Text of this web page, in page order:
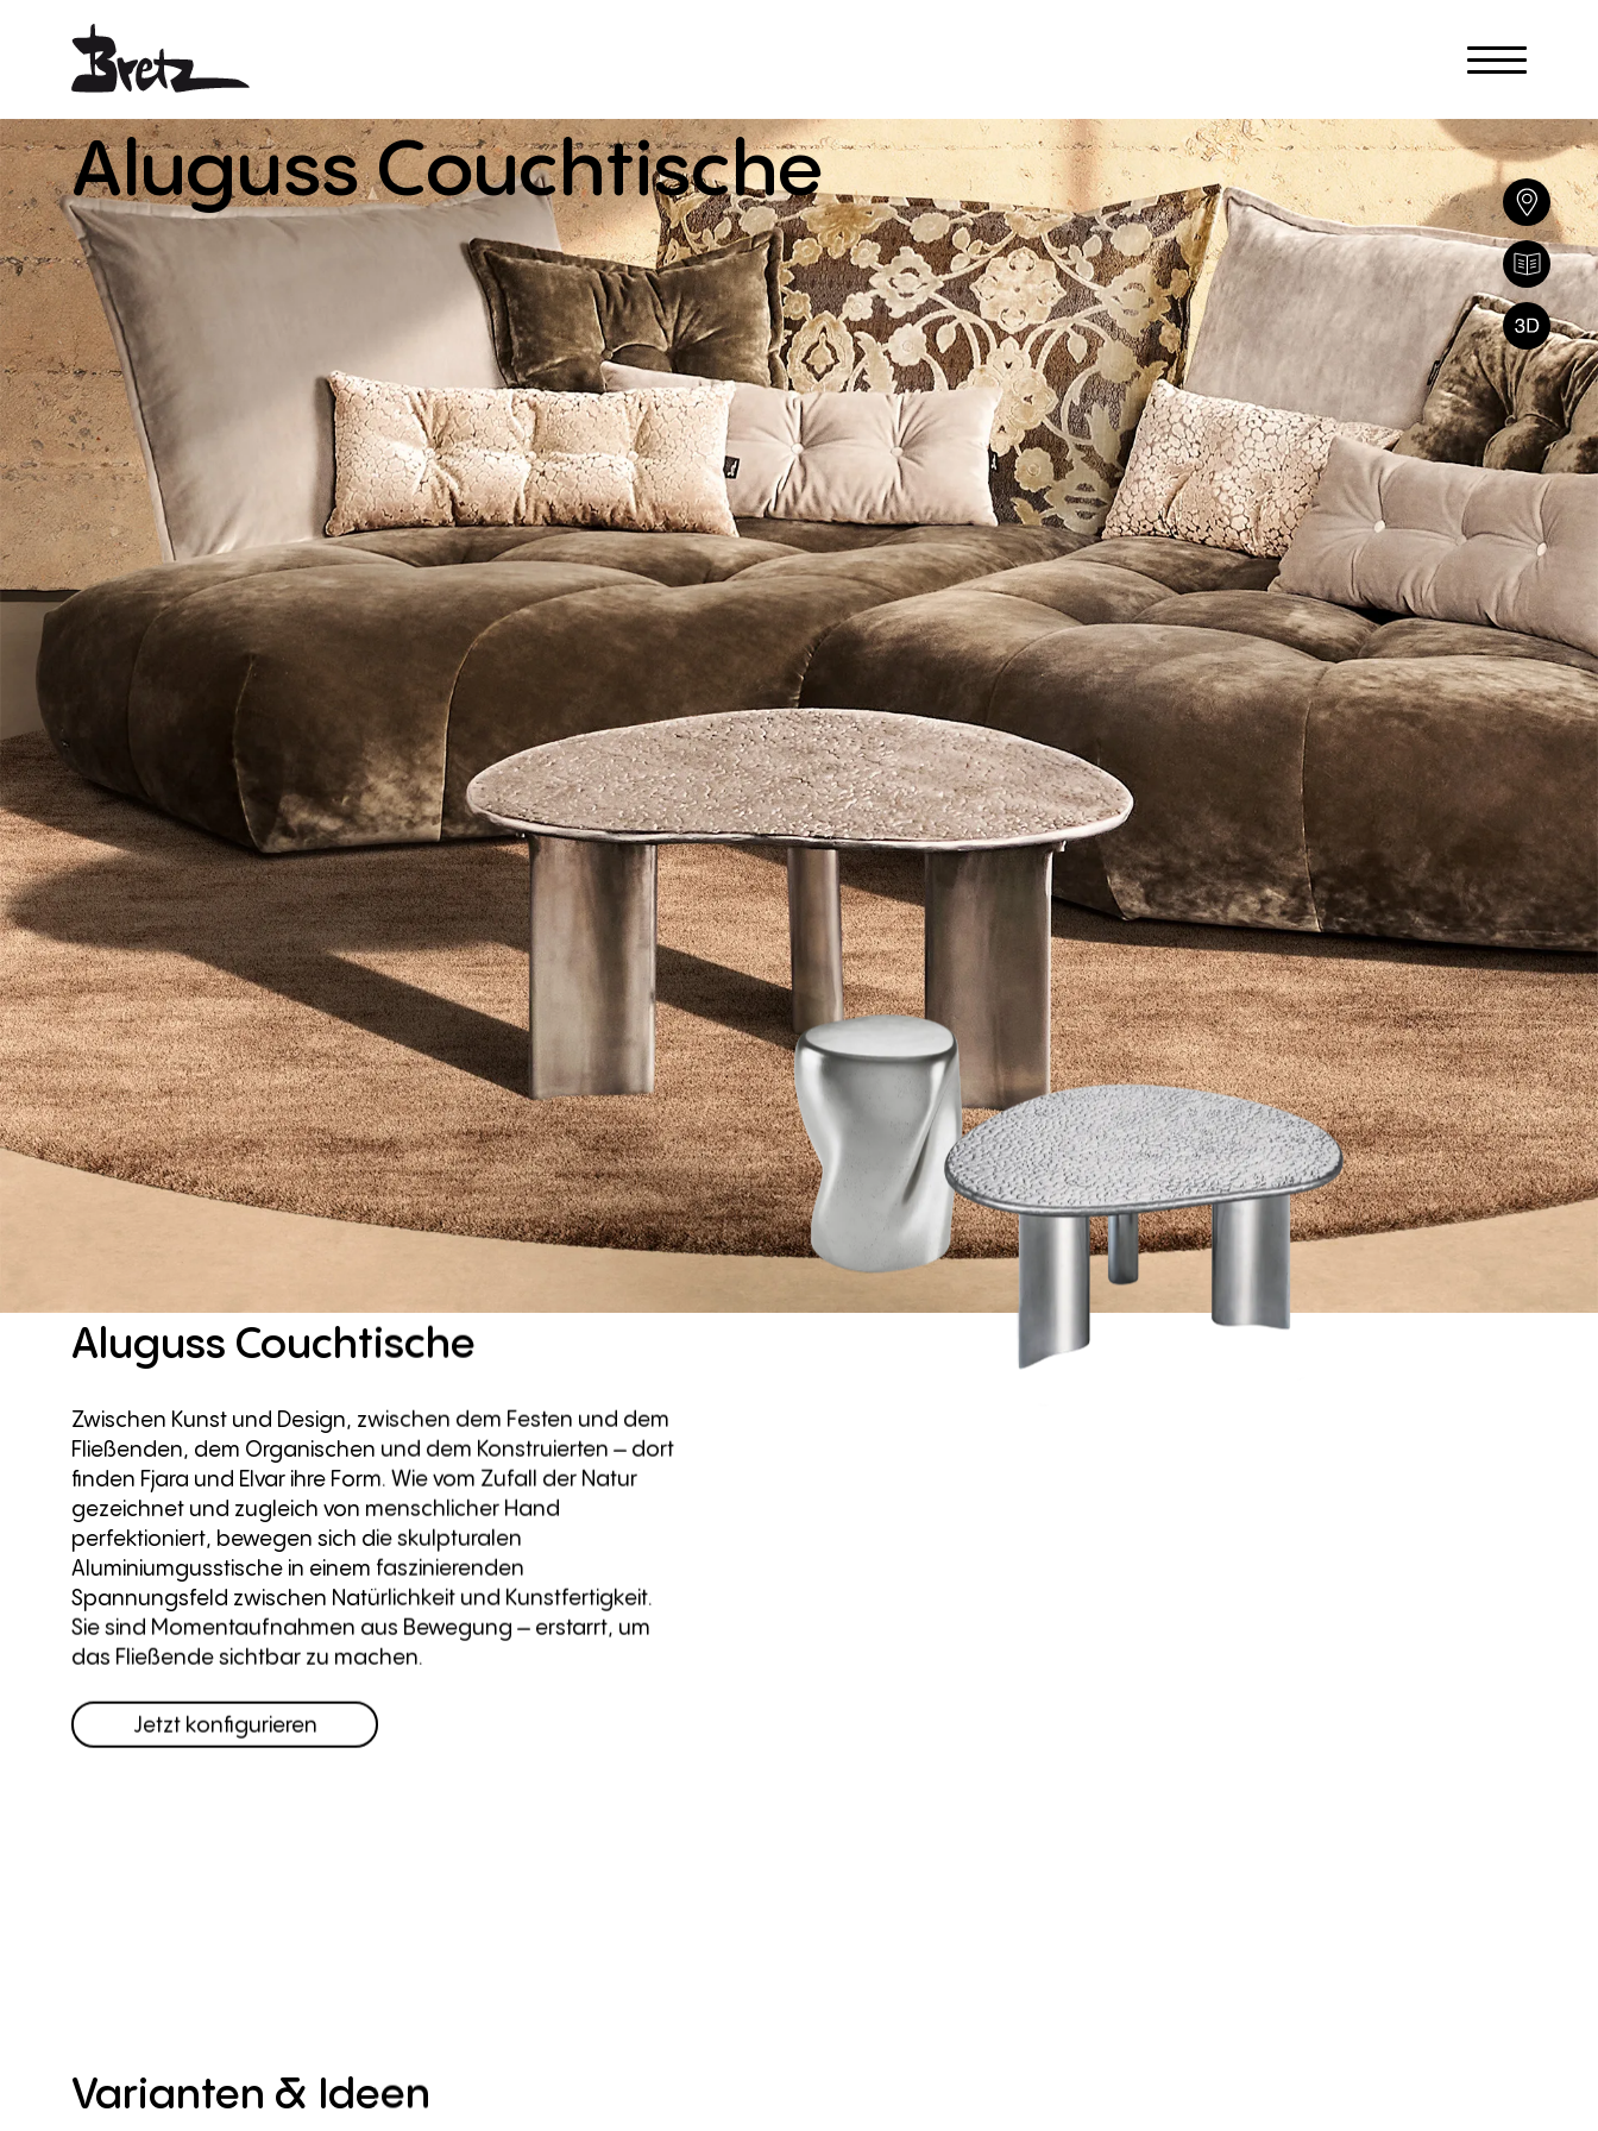
AlugussCouchtische
Aluguss Couchtische
Zwischen Kunst und Design, zwischen dem Festen und dem
Fließenden, dem Organischen und dem Konstruierten – dort
finden Fjara und Elvar ihre Form. Wie vom Zufall der Natur
gezeichnet und zugleich von menschlicher Hand
perfektioniert, bewegen sich die skulpturalen
Aluminiumgusstische in einem faszinierenden
Spannungsfeld zwischen Natürlichkeit und Kunstfertigkeit.
Sie sind Momentaufnahmen aus Bewegung – erstarrt, um
das Fließende sichtbar zu machen.
Jetzt konfigurieren
Varianten & Ideen